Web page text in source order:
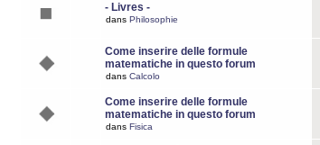
- Livres -
dans Philosophie
Come inserire delle formule
matematiche in questo forum
dans Calcolo
Come inserire delle formule
matematiche in questo forum
dans Fisica